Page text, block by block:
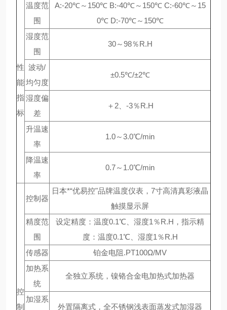
性
能
指
标
温度范
围
A:-20℃～150℃ B:-40℃～150℃ C:-60℃～15
0℃ D:-70℃～150℃
湿度范
围
30～98％R.H
波动/
均匀度
±0.5℃/±2℃
湿度偏
差
＋2、-3％R.H
升温速
率
1.0～3.0℃/min
降温速
率
0.7～1.0℃/min
控
制
控制器
日本*“优易控"品牌温度仪表，7寸高清真彩液晶
触摸显示屏
精度范
围
设定精度：温度0.1℃、湿度1％R.H，指示精
度：温度0.1℃、湿度1％R.H
传感器
铂金电阻.PT100Ω/MV
加热系
统
全独立系统，镍铬合金电加热式加热器
加湿系
外置隔离式，全不锈钢浅表面蒸发式加湿器